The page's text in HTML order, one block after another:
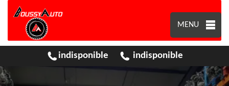
MENU
indisponible indisponible